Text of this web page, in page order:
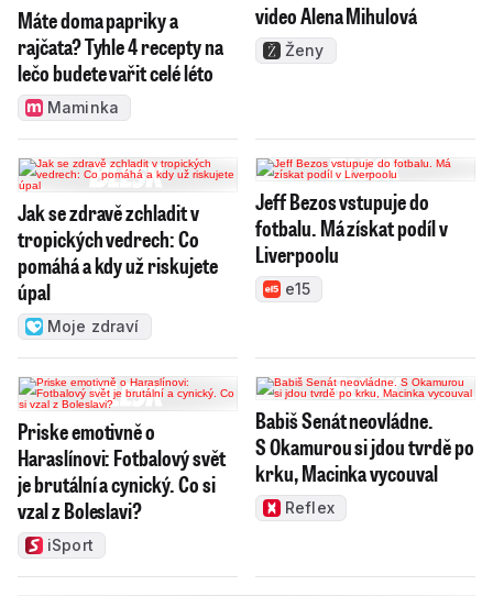
Máte doma papriky a
rajčata? Tyhle 4 recepty na
lečo budete vařit celé léto
Maminka
video Alena Mihulová
Ženy
Jak se zdravě zchladit v
tropických vedrech: Co
pomáhá a kdy už riskujete
úpal
Moje zdraví
Jeff Bezos vstupuje do
fotbalu. Má získat podíl v
Liverpoolu
e15
Priske emotivně o
Haraslínovi: Fotbalový svět
je brutální a cynický. Co si
vzal z Boleslavi?
iSport
Babiš Senát neovládne.
S Okamurou si jdou tvrdě po
krku, Macinka vycouval
Reflex